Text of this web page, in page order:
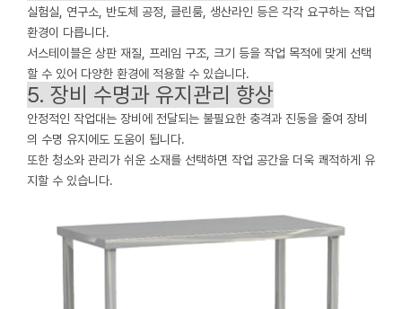
실험실, 연구소, 반도체 공정, 클린룸, 생산라인 등은 각각 요구하는 작업
환경이 다릅니다.
서스테이블은 상판 재질, 프레임 구조, 크기 등을 작업 목적에 맞게 선택
할 수 있어 다양한 환경에 적용할 수 있습니다.
5. 장비 수명과 유지관리 향상
안정적인 작업대는 장비에 전달되는 불필요한 충격과 진동을 줄여 장비
의 수명 유지에도 도움이 됩니다.
또한 청소와 관리가 쉬운 소재를 선택하면 작업 공간을 더욱 쾌적하게 유
지할 수 있습니다.